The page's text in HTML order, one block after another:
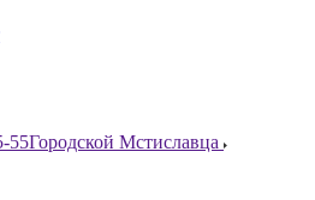
55Городской Мстиславца